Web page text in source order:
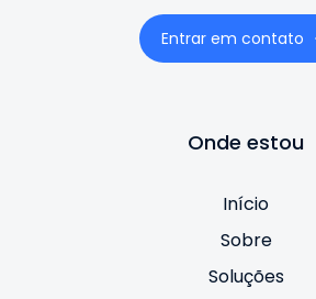
Entrar em contato
Onde estou
Início
Sobre
Soluções